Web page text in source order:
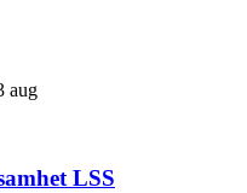
aug
LSS